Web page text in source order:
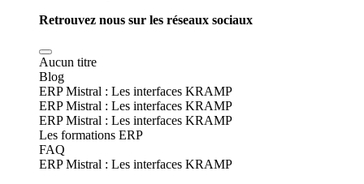
Retrouvez nous sur les réseaux sociaux
Aucun titre
Blog
ERP Mistral : Les interfaces KRAMP
ERP Mistral : Les interfaces KRAMP
ERP Mistral : Les interfaces KRAMP
Les formations ERP
FAQ
ERP Mistral : Les interfaces KRAMP